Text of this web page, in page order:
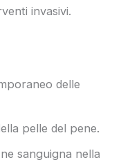
invasivi.
delle
pelle del pene.
sanguigna nella